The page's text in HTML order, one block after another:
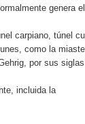
genera el
carpiano, túnel
como la
por sus
incluida la